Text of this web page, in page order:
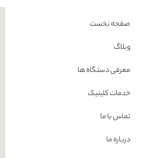
صفحه نخست
وبلاگ
معرفی دستگاه ها
خدمات کلینیک
تماس با ما
درباره ما